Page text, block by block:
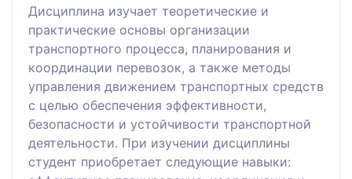
Дисциплина изучает теоретические и
практические основы организации
транспортного процесса, планирования и
координации перевозок, а также методы
управления движением транспортных средств
с целью обеспечения эффективности,
безопасности и устойчивости транспортной
деятельности. При изучении дисциплины
студент приобретает следующие навыки: